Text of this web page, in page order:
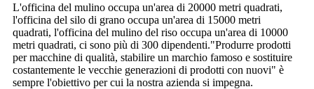
L'officina del mulino occupa un'area di 20000 metri quadrati,
l'officina del silo di grano occupa un'area di 15000 metri
quadrati, l'officina del mulino del riso occupa un'area di 10000
metri quadrati, ci sono più di 300 dipendenti."Produrre prodotti
per macchine di qualità, stabilire un marchio famoso e sostituire
costantemente le vecchie generazioni di prodotti con nuovi" è
sempre l'obiettivo per cui la nostra azienda si impegna.